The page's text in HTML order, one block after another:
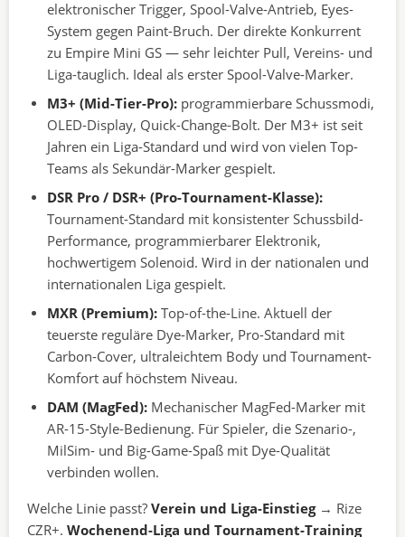
elektronischer Trigger, Spool-Valve-Antrieb, Eyes-
System gegen Paint-Bruch. Der direkte Konkurrent
zu Empire Mini GS — sehr leichter Pull, Vereins- und
Liga-tauglich. Ideal als erster Spool-Valve-Marker.
M3+ (Mid-Tier-Pro): programmierbare Schussmodi,
OLED-Display, Quick-Change-Bolt. Der M3+ ist seit
Jahren ein Liga-Standard und wird von vielen Top-
Teams als Sekundär-Marker gespielt.
DSR Pro / DSR+ (Pro-Tournament-Klasse):
Tournament-Standard mit konsistenter Schussbild-
Performance, programmierbarer Elektronik,
hochwertigem Solenoid. Wird in der nationalen und
internationalen Liga gespielt.
MXR (Premium): Top-of-the-Line. Aktuell der
teuerste reguläre Dye-Marker, Pro-Standard mit
Carbon-Cover, ultraleichtem Body und Tournament-
Komfort auf höchstem Niveau.
DAM (MagFed): Mechanischer MagFed-Marker mit
AR-15-Style-Bedienung. Für Spieler, die Szenario-,
MilSim- und Big-Game-Spaß mit Dye-Qualität
verbinden wollen.
Welche Linie passt? Verein und Liga-Einstieg→ Rize
CZR+. Wochenend-Liga und Tournament-Training